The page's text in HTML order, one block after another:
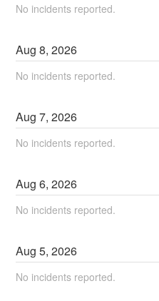
No incidents reported.
Aug8,2026
No incidents reported.
Aug7,2026
No incidents reported.
Aug6,2026
No incidents reported.
Aug5,2026
No incidents reported.